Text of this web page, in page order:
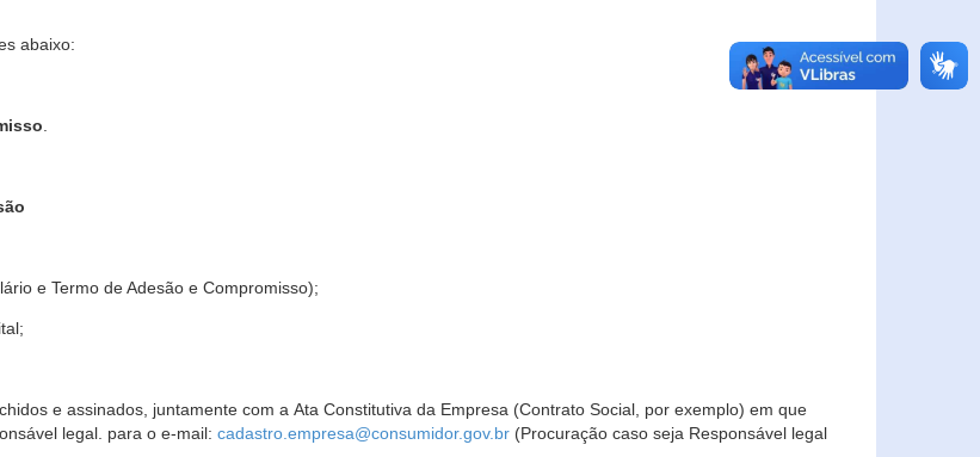
abaixo:
e Termo de Adesão e Compromisso);
e assinados, juntamente com a Ata Constitutiva da Empresa (Contrato Social, por exemplo) em que
legal. para o e-mail: cadastro.empresa@consumidor.gov.br (Procuração caso seja Responsável legal